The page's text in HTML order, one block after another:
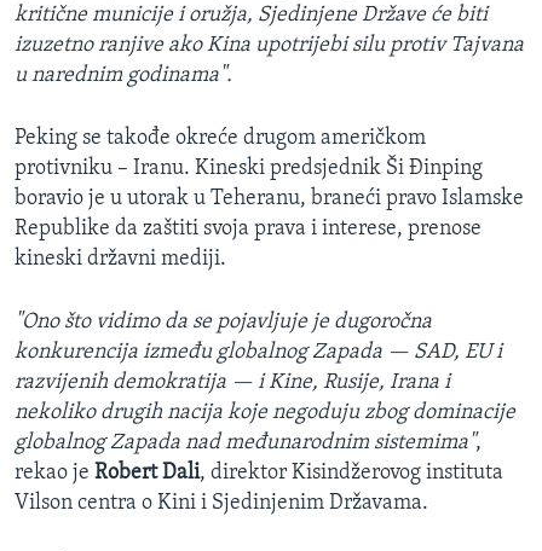
kritične municije i oružja, Sjedinjene Države će biti
izuzetno ranjive ako Kina upotrijebi silu protiv Tajvana
u narednim godinama".
Peking se takođe okreće drugom američkom
protivniku – Iranu. Kineski predsjednik Ši Đinping
boravio je u utorak u Teheranu, braneći pravo Islamske
Republike da zaštiti svoja prava i interese, prenose
kineski državni mediji.
"Ono što vidimo da se pojavljuje je dugoročna
konkurencija između globalnog Zapada — SAD, EU i
razvijenih demokratija — i Kine, Rusije, Irana i
nekoliko drugih nacija koje negoduju zbog dominacije
globalnog Zapada nad međunarodnim sistemima",
rekao je Robert Dali, direktor Kisindžerovog instituta
Vilson centra o Kini i Sjedinjenim Državama.